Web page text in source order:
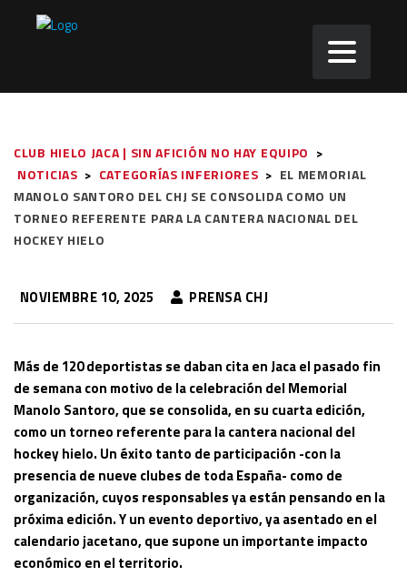
CLUB HIELO JACA | SIN AFICIÓN NO HAY EQUIPO >
NOTICIAS > CATEGORÍAS INFERIORES > EL MEMORIAL
MANOLO SANTORO DEL CHJ SE CONSOLIDA COMO UN
TORNEO REFERENTE PARA LA CANTERA NACIONAL DEL
HOCKEY HIELO
NOVIEMBRE 10, 2025 PRENSA CHJ
Más de 120 deportistas se daban cita en Jaca el pasado fin
de semana con motivo de la celebración del Memorial
Manolo Santoro, que se consolida, en su cuarta edición,
como un torneo referente para la cantera nacional del
hockey hielo. Un éxito tanto de participación -con la
presencia de nueve clubes de toda España- como de
organización, cuyos responsables ya están pensando en la
próxima edición. Y un evento deportivo, ya asentado en el
calendario jacetano, que supone un importante impacto
económico en el territorio.